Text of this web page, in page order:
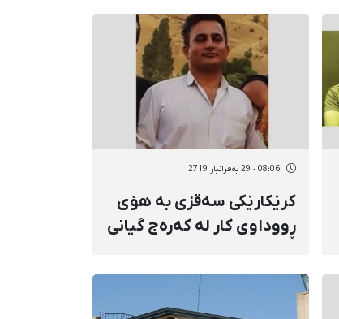
08:06 - 29 بەفرانبار 2719
کرێکارێکی سەقزی بە هۆی
ڕووداوی کار لە کەرەج گیانی